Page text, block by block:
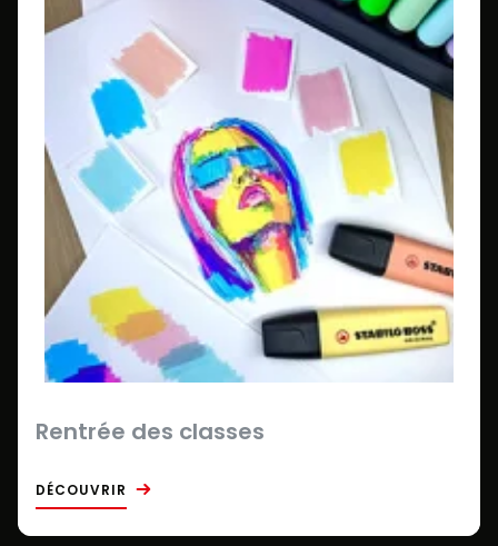
Rentrée des classes
DÉCOUVRIR